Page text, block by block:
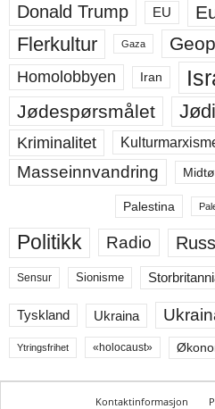
Donald Trump EU
Flerkultur Gaza
Homolobbyen Iran
Jødespørsmålet
Kriminalitet
Masseinnvandring
Palestina
Politikk Radio
Sensur Sionisme
Tyskland Ukraina
Ytringsfrihet «holocaust»
Kontaktinformasjon